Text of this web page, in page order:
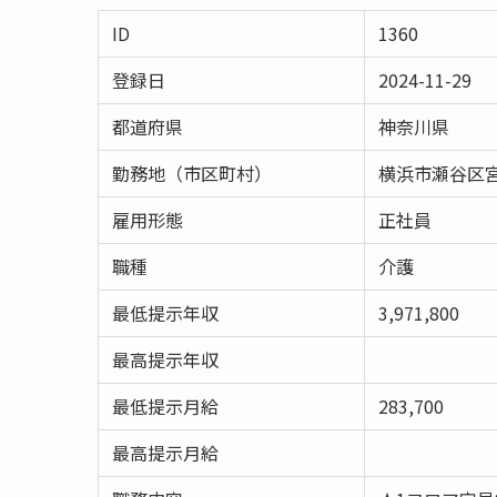
ID
1360
登録日
2024-11-29
都道府県
神奈川県
勤務地（市区町村）
横浜市瀬谷区
雇用形態
正社員
職種
介護
最低提示年収
3,971,800
最高提示年収
最低提示月給
283,700
最高提示月給